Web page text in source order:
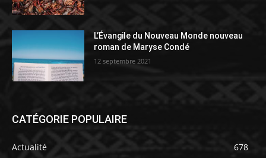
L’Évangile du Nouveau Monde nouveau
roman de Maryse Condé
12 septembre 2021
CATÉGORIE POPULAIRE
Actualité
678